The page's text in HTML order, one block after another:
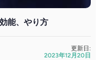
能、やり方
更新日:
2023年12月20日